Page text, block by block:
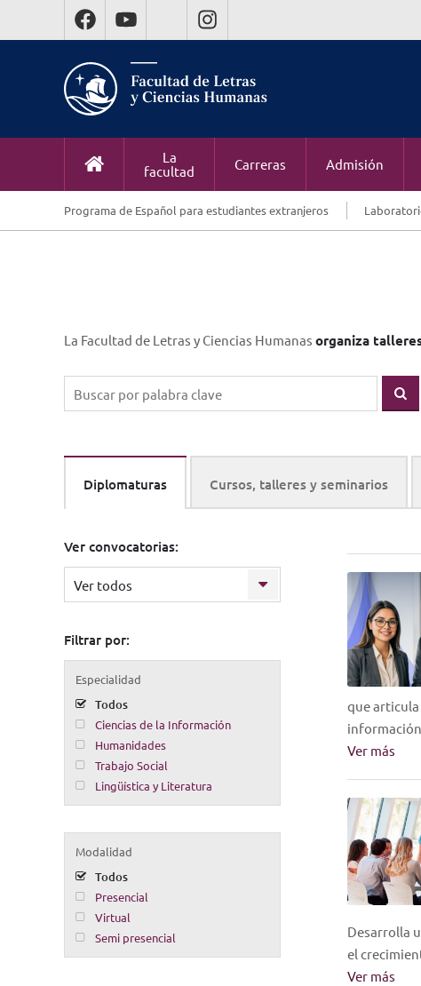
La
facultad
Carreras Admisión
Programa de Español para estudiantes extranjeros
La Facultad de Letras y Ciencias Humanas organiza
Diplomaturas Cursos, talleres y seminarios
Ver convocatorias:
Ver todos
Filtrar por:
Especialidad
Todos
Ciencias de la Información
Humanidades
Trabajo Social
Lingüística y Literatura
Modalidad
Todos
Presencial
Virtual
Semi presencial
que
Ver más
Desarrolla
el
Ver más